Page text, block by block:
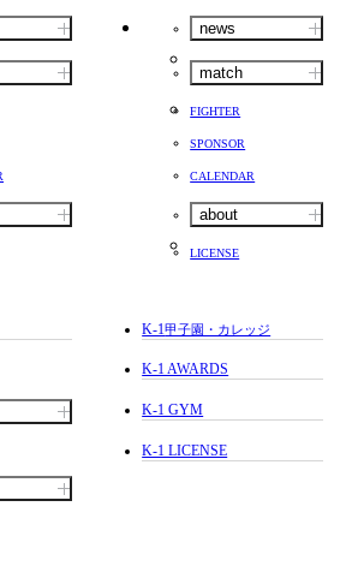
news
match
FIGHTER
SPONSOR
CALENDAR
about
LICENSE
K-1甲子園・カレッジ
K-1 AWARDS
K-1 GYM
K-1 LICENSE